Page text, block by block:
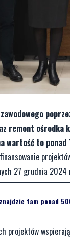
remont
wartość to ponad
27 grudnia 2024
tam ponad
projektów